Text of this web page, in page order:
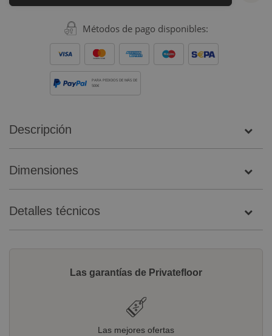
Métodos de pago disponibles:
PARA PEDIDOS DE MÁS DE
500€
Descripción
Dimensiones
Detalles técnicos
Las garantías de Privatefloor
Las mejores ofertas